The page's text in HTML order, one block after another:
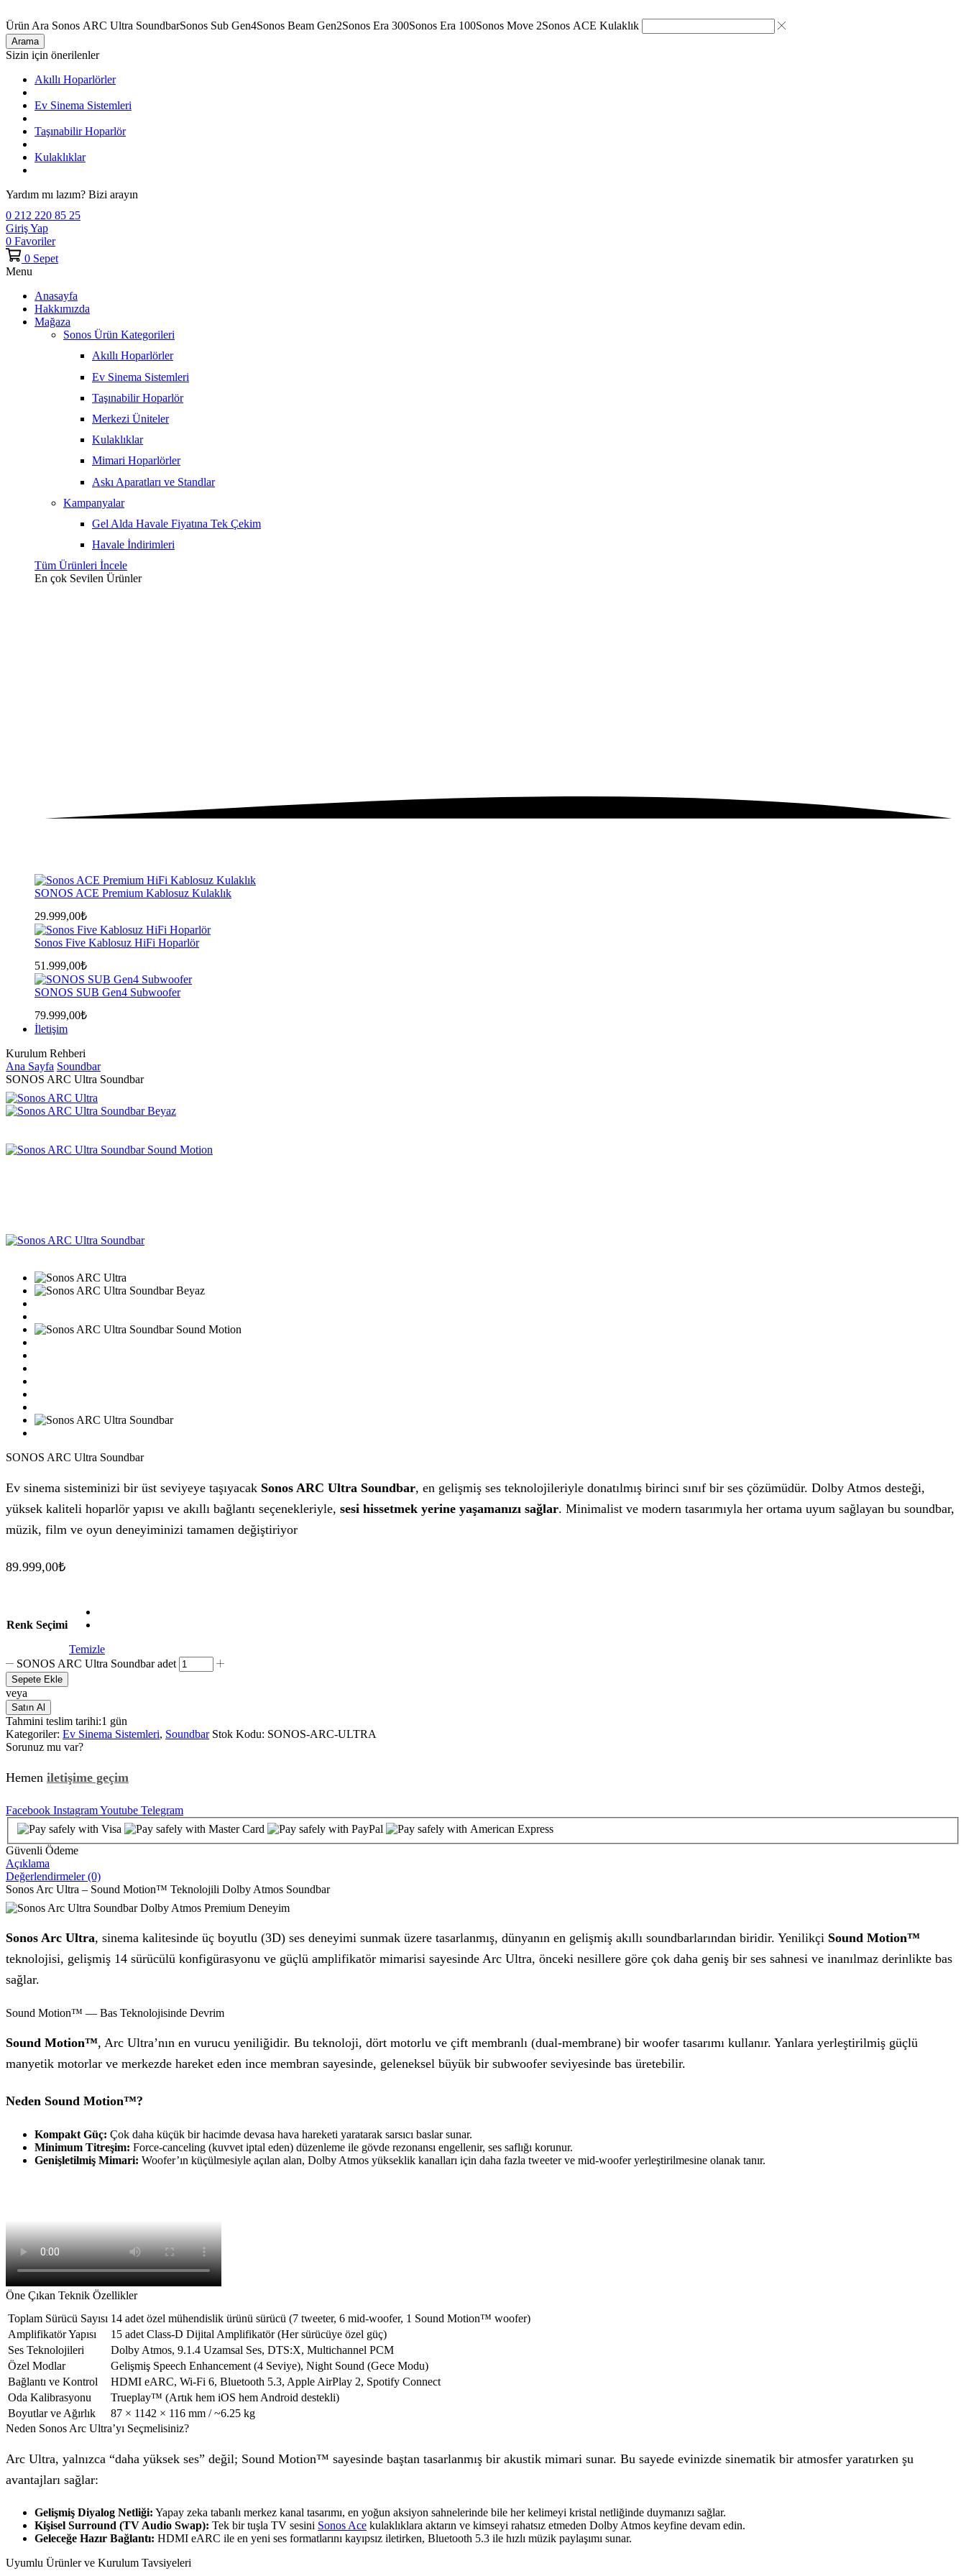
Ürün Ara Sonos ARC Ultra SoundbarSonos Sub Gen4Sonos Beam Gen2Sonos Era 300Sonos Era 100Sonos Move 2Sonos ACE Kulaklık
Arama
Sizin için önerilenler
Akıllı Hoparlörler
Ev Sinema Sistemleri
Taşınabilir Hoparlör
Kulaklıklar
Yardım mı lazım? Bizi arayın
0 212 220 85 25
Giriş Yap
0 Favoriler
0 Sepet
Menu
Anasayfa
Hakkımızda
Mağaza
Sonos Ürün Kategorileri
Akıllı Hoparlörler
Ev Sinema Sistemleri
Taşınabilir Hoparlör
Merkezi Üniteler
Kulaklıklar
Mimari Hoparlörler
Askı Aparatları ve Standlar
Kampanyalar
Gel Alda Havale Fiyatına Tek Çekim
Havale İndirimleri
Tüm Ürünleri İncele
En çok Sevilen Ürünler
SONOS ACE Premium Kablosuz Kulaklık
29.999,00₺
Sonos Five Kablosuz HiFi Hoparlör
51.999,00₺
SONOS SUB Gen4 Subwoofer
79.999,00₺
İletişim
Kurulum Rehberi
Ana Sayfa Soundbar
SONOS ARC Ultra Soundbar
SONOS ARC Ultra Soundbar
Ev sinema sisteminizi bir üst seviyeye taşıyacak Sonos ARC Ultra Soundbar, en gelişmiş ses teknolojileriyle donatılmış birinci sınıf bir ses çözümüdür. Dolby Atmos desteği,
yüksek kaliteli hoparlör yapısı ve akıllı bağlantı seçenekleriyle, sesi hissetmek yerine yaşamanızı sağlar. Minimalist ve modern tasarımıyla her ortama uyum sağlayan bu soundbar,
müzik, film ve oyun deneyiminizi tamamen değiştiriyor
89.999,00₺
Renk Seçimi
Temizle
SONOS ARC Ultra Soundbar adet
Sepete Ekle
veya
Satın Al
Tahmini teslim tarihi:1 gün
Kategoriler: Ev Sinema Sistemleri, Soundbar Stok Kodu: SONOS-ARC-ULTRA
Sorunuz mu var?
Hemen iletişime geçim
Facebook InstagramYoutube Telegram
Güvenli Ödeme
Açıklama
Değerlendirmeler (0)
Sonos Arc Ultra – Sound Motion™ Teknolojili Dolby Atmos Soundbar
Sonos Arc Ultra, sinema kalitesinde üç boyutlu (3D) ses deneyimi sunmak üzere tasarlanmış, dünyanın en gelişmiş akıllı soundbarlarından biridir. Yenilikçi Sound Motion™
teknolojisi, gelişmiş 14 sürücülü konfigürasyonu ve güçlü amplifikatör mimarisi sayesinde Arc Ultra, önceki nesillere göre çok daha geniş bir ses sahnesi ve inanılmaz derinlikte bas
sağlar.
Sound Motion™ — Bas Teknolojisinde Devrim
Sound Motion™, Arc Ultra’nın en vurucu yeniliğidir. Bu teknoloji, dört motorlu ve çift membranlı (dual-membrane) bir woofer tasarımı kullanır. Yanlara yerleştirilmiş güçlü
manyetik motorlar ve merkezde hareket eden ince membran sayesinde, geleneksel büyük bir subwoofer seviyesinde bas üretebilir.
Neden Sound Motion™?
Kompakt Güç: Çok daha küçük bir hacimde devasa hava hareketi yaratarak sarsıcı baslar sunar.
Minimum Titreşim: Force-canceling (kuvvet iptal eden) düzenleme ile gövde rezonansı engellenir, ses saflığı korunur.
Genişletilmiş Mimari: Woofer’ın küçülmesiyle açılan alan, Dolby Atmos yükseklik kanalları için daha fazla tweeter ve mid-woofer yerleştirilmesine olanak tanır.
Öne Çıkan Teknik Özellikler
Toplam Sürücü Sayısı 14 adet özel mühendislik ürünü sürücü (7 tweeter, 6 mid-woofer, 1 Sound Motion™ woofer)
Amplifikatör Yapısı
15 adet Class-D Dijital Amplifikatör (Her sürücüye özel güç)
Ses Teknolojileri
Dolby Atmos, 9.1.4 Uzamsal Ses, DTS:X, Multichannel PCM
Özel Modlar
Gelişmiş Speech Enhancement (4 Seviye), Night Sound (Gece Modu)
Bağlantı ve Kontrol
HDMI eARC, Wi-Fi 6, Bluetooth 5.3, Apple AirPlay 2, Spotify Connect
Oda Kalibrasyonu
Trueplay™ (Artık hem iOS hem Android destekli)
Boyutlar ve Ağırlık
87 × 1142 × 116 mm / ~6.25 kg
Neden Sonos Arc Ultra’yı Seçmelisiniz?
Arc Ultra, yalnızca “daha yüksek ses” değil; Sound Motion™ sayesinde baştan tasarlanmış bir akustik mimari sunar. Bu sayede evinizde sinematik bir atmosfer yaratırken şu
avantajları sağlar:
Gelişmiş Diyalog Netliği: Yapay zeka tabanlı merkez kanal tasarımı, en yoğun aksiyon sahnelerinde bile her kelimeyi kristal netliğinde duymanızı sağlar.
Kişisel Surround (TV Audio Swap): Tek bir tuşla TV sesini Sonos Ace kulaklıklara aktarın ve kimseyi rahatsız etmeden Dolby Atmos keyfine devam edin.
Geleceğe Hazır Bağlantı: HDMI eARC ile en yeni ses formatlarını kayıpsız iletirken, Bluetooth 5.3 ile hızlı müzik paylaşımı sunar.
Uyumlu Ürünler ve Kurulum Tavsiyeleri